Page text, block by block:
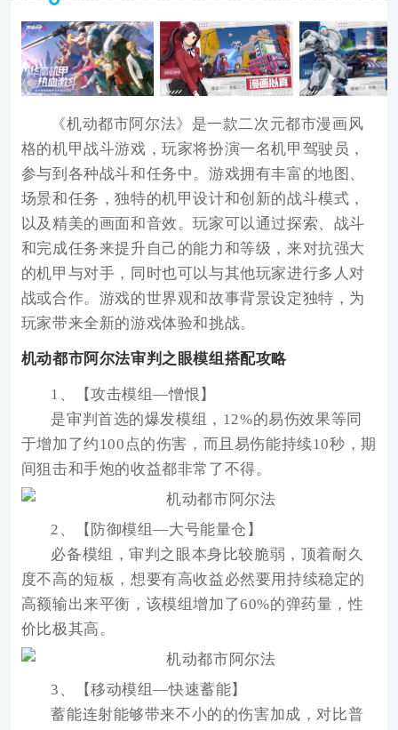
《机动都市阿尔法》是一款二次元都市漫画风
格的机甲战斗游戏，玩家将扮演一名机甲驾驶员，
参与到各种战斗和任务中。游戏拥有丰富的地图、
场景和任务，独特的机甲设计和创新的战斗模式，
以及精美的画面和音效。玩家可以通过探索、战斗
和完成任务来提升自己的能力和等级，来对抗强大
的机甲与对手，同时也可以与其他玩家进行多人对
战或合作。游戏的世界观和故事背景设定独特，为
玩家带来全新的游戏体验和挑战。
机动都市阿尔法审判之眼模组搭配攻略
1、【攻击模组—憎恨】
是审判首选的爆发模组，12%的易伤效果等同
于增加了约100点的伤害，而且易伤能持续10秒，期
间狙击和手炮的收益都非常了不得。
2、【防御模组—大号能量仓】
必备模组，审判之眼本身比较脆弱，顶着耐久
度不高的短板，想要有高收益必然要用持续稳定的
高额输出来平衡，该模组增加了60%的弹药量，性
价比极其高。
3、【移动模组—快速蓄能】
蓄能连射能够带来不小的的伤害加成，对比普